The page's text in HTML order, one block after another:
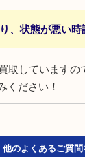
は売れますか？
買取していま
は止まってい